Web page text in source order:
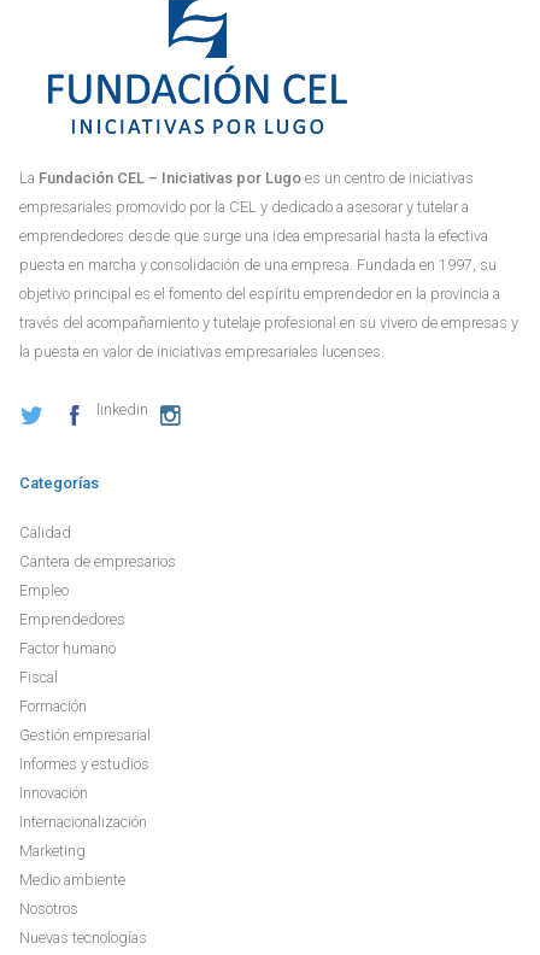
La Fundación CEL – Iniciativas por Lugo es un centro de iniciativas
empresariales promovido por la CEL y dedicado a asesorar y tutelar a
emprendedores desde que surge una idea empresarial hasta la efectiva
puesta en marcha y consolidación de una empresa. Fundada en 1997, su
objetivo principal es el fomento del espíritu emprendedor en la provincia a
través del acompañamiento y tutelaje profesional en su vivero de empresas y
la puesta en valor de iniciativas empresariales lucenses.
linkedin
Categorías
Calidad
Cantera de empresarios
Empleo
Emprendedores
Factor humano
Fiscal
Formación
Gestión empresarial
Informes y estudios
Innovación
Internacionalización
Marketing
Medio ambiente
Nosotros
Nuevas tecnologías